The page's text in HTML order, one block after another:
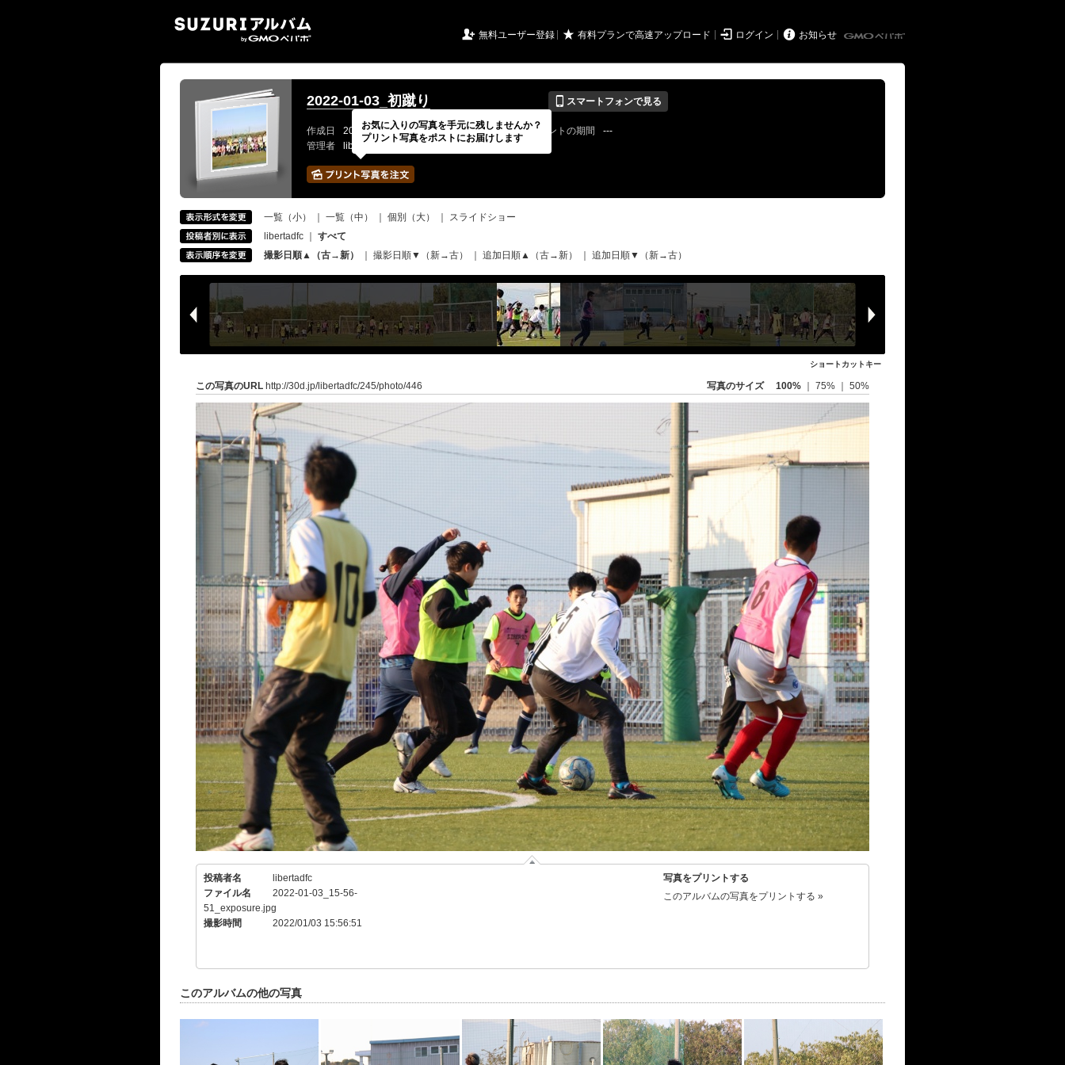
 無料ユーザー登録 ★ 有料プランで高速アップロード  ログイン  お知らせ
2022-01-03_初蹴り 📱 スマートフォンで見る
作成日 2022 / 08 / 08 公開終了日 無期限 イベントの期間
---
管理者
libertadfcさん 写真の枚数 597 / 2000枚
一覧（小） 一覧（中） 個別（大）
スライドショー
libertadfc
すべて
撮影日順▲（古→新）
撮影日順▼（新→古） 追加日順▲（古→新） 追加日順▼（新→古）
ショートカットキー
この写真のURL http://30d.jp/libertadfc/245/photo/446 写真のサイズ 100% 75% 50%
投稿者名
libertadfc
ファイル名
2022-01-03_15-56-
51_exposure.jpg
撮影時間
2022/01/03 15:56:51
写真をプリントする
このアルバムの写真をプリントする »
このアルバムの他の写真
お気に入りの写真を手元に残しませんか？
プリント写真をポストにお届けします